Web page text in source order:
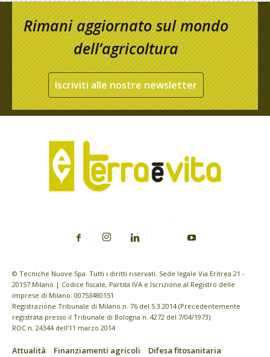
Rimani aggiornato sul mondo
dell’agricoltura
Iscriviti alle nostre newsletter
© Tecniche Nuove Spa. Tutti i diritti riservati. Sede legale Via Eritrea 21 -
20157 Milano | Codice fiscale, Partita IVA e Iscrizione al Registro delle
imprese di Milano: 00753480151
Registrazione Tribunale di Milano n. 76 del 5.3.2014 (Precedentemente
registrata presso il Tribunale di Bologna n. 4272 del 7/04/1973)
ROC n. 24344 dell’11 marzo 2014
Attualità Finanziamenti agricoli
Difesa fitosanitaria